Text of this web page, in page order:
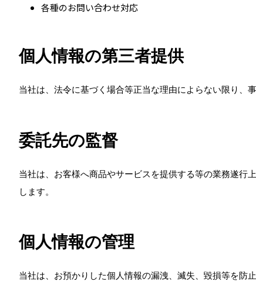
各種のお問い合わせ対応
個人情報の第三者提供
当社は、法令に基づく場合等正当な理由によらない限り、
委託先の監督
当社は、お客様へ商品やサービスを提供する等の業務遂行
します。
個人情報の管理
当社は、お預かりした個人情報の漏洩、滅失、毀損等を防